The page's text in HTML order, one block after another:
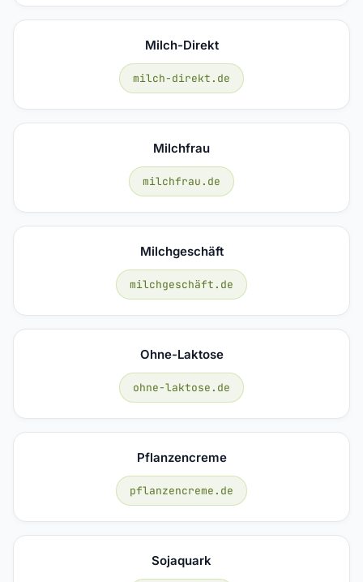
Milch-Direkt
milch-direkt.de
Milchfrau
milchfrau.de
Milchgeschäft
milchgeschäft.de
Ohne-Laktose
ohne-laktose.de
Pflanzencreme
pflanzencreme.de
Sojaquark